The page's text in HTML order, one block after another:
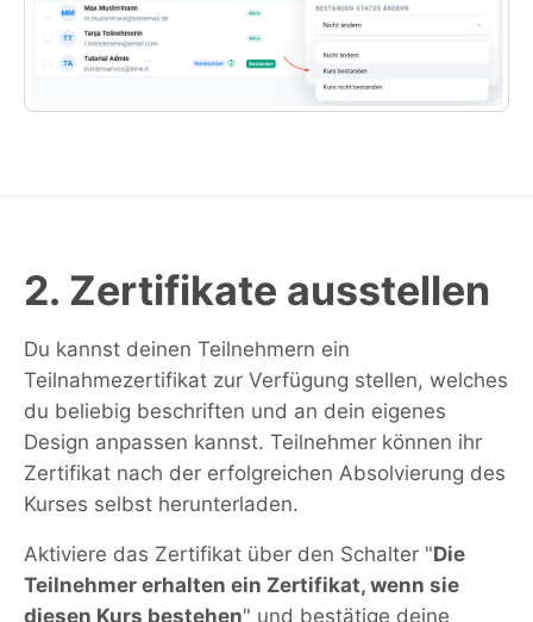
2. Zertifikate ausstellen
Du kannst deinen Teilnehmern ein
Teilnahmezertifikat zur Verfügung stellen, welches
du beliebig beschriften und an dein eigenes
Design anpassen kannst. Teilnehmer können ihr
Zertifikat nach der erfolgreichen Absolvierung des
Kurses selbst herunterladen.
Aktiviere das Zertifikat über den Schalter "Die
Teilnehmer erhalten ein Zertifikat, wenn sie
diesen Kurs bestehen" und bestätige deine